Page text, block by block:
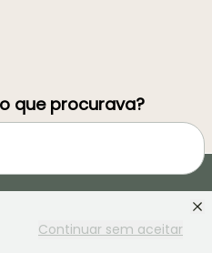
Continuar sem aceitar
que procurava?